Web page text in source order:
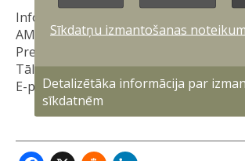
Informāciju sagatavoja:
AM Militāri publisko attiecību
Preses nodaļa
Tālrunis: 67335093
E-pasts:prese@mod.gov.lv
Sīkdatņu izmantošanas
Detalizētāka informācija par
sīkdatnēm